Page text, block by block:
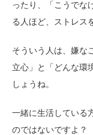
ったり、「こうでな
る人ほど、ストレス
そういう人は、嫌な
立心」と「どんな環
しょうね。
一緒に生活している
のではないですよ？